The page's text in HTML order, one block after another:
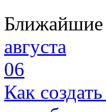
Ближайшие
августа
06
Как